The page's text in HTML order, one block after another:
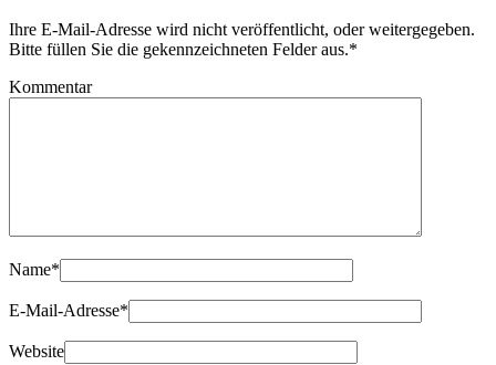
Ihre E-Mail-Adresse wird nicht veröffentlicht, oder weitergegeben.
Bitte füllen Sie die gekennzeichneten Felder aus.*
Kommentar
Name*
E-Mail-Adresse*
Website